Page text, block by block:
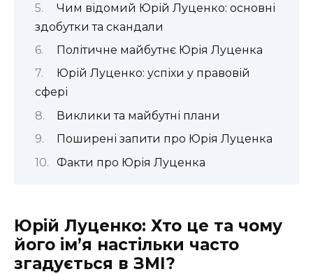
Чим відомий Юрій Луценко: основні
здобутки та скандали
Політичне майбутнє Юрія Луценка
Юрій Луценко: успіхи у правовій
сфері
Виклики та майбутні плани
Поширені запити про Юрія Луценка
Факти про Юрія Луценка
Юрій Луценко: Хто це та чому
його ім’я настільки часто
згадується в ЗМІ?